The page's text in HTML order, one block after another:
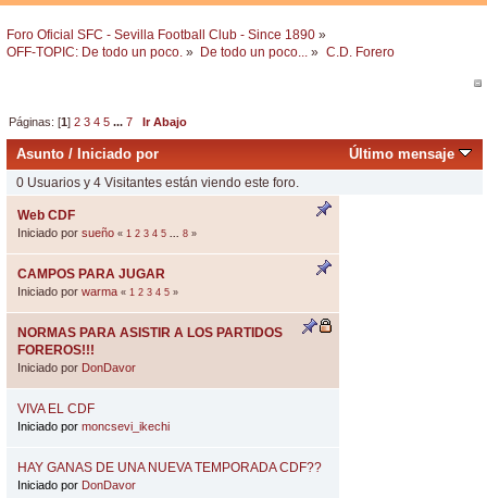
Foro Oficial SFC - Sevilla Football Club - Since 1890 »
OFF-TOPIC: De todo un poco. » De todo un poco... » C.D. Forero
Páginas: [1]2 3 4 5 ...7 Ir Abajo
Asunto /Iniciado por Último mensaje
0 Usuarios y 4 Visitantes están viendo este foro.
Web CDF
Iniciado por sueño « 1 2 3 4 5 8 »
CAMPOS PARA JUGAR
Iniciado por warma « 1 2 3 4 5 »
NORMAS PARA ASISTIR A LOS PARTIDOS
FOREROS!!!
Iniciado por DonDavor
VIVA EL CDF
Iniciado por moncsevi_ikechi
HAY GANAS DE UNA NUEVA TEMPORADA CDF??
Iniciado por DonDavor